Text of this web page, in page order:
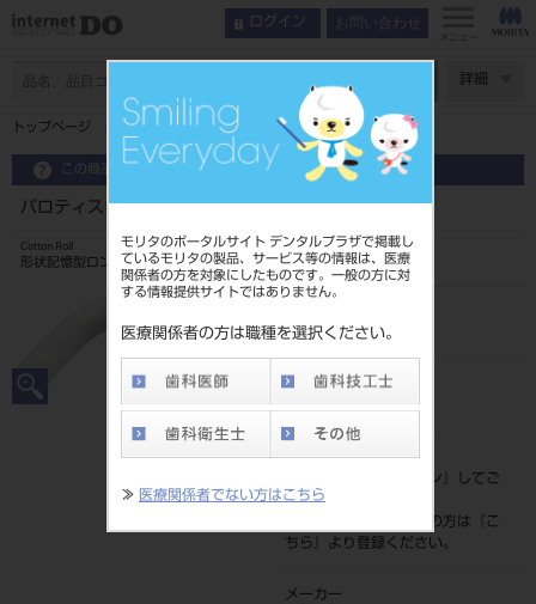
モリタのポータルサイト デンタルプラザで掲載し
ているモリタの製品、サービス等の情報は、医療
関係者の方を対象にしたものです。一般の方に対
する情報提供サイトではありません。
医療関係者の方は職種を選択ください。
≫ 医療関係者でない方はこちら
ログイン お問い合わせ
メニュー
詳細
トップページ パロティスロール ♯5
この商品に関するお問い合わせ
パロティスロール ♯5
Cotton Roll
形状記憶型ロングワッテ
2067106515
JAN/EANコード
標準価格
ログイン
』してご
覧ください。
ネット会員登録がまだの方は『
こ
ちら
』より登録ください。
メーカー